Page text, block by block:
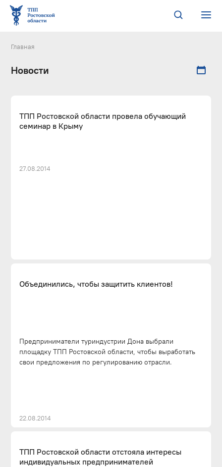
Главная
Новости
ТПП Ростовской области провела обучающий
семинар в Крыму
27.08.2014
Объединились, чтобы защитить клиентов!
Предприниматели туриндустрии Дона выбрали
площадку ТПП Ростовской области, чтобы выработать
свои предложения по регулированию отрасли.
22.08.2014
ТПП Ростовской области отстояла интересы
индивидуальных предпринимателей